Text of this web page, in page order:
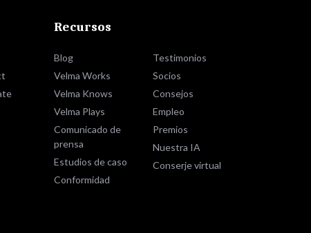
Recursos
Blog
Velma Works
Velma Knows
Velma Plays
Comunicado de
prensa
Estudios de caso
Conformidad
Testimonios
Socios
Consejos
Empleo
Premios
Nuestra IA
Conserje virtual